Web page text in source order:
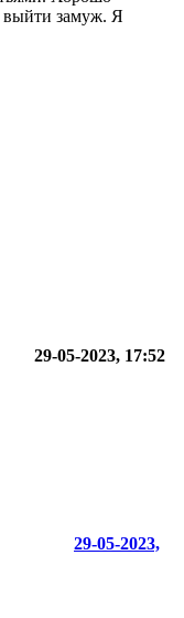
выйти замуж. Я
29-05-2023, 17:52
29-05-2023,